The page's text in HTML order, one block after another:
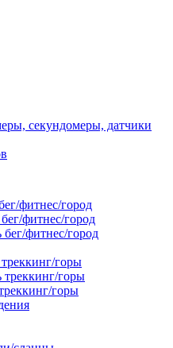
секундомеры, датчики
фитнес/город
фитнес/город
фитнес/город
горы
горы
горы